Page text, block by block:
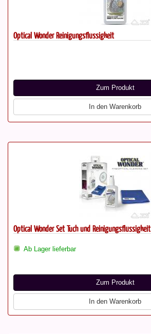
Optical Wonder Reinigungsflüssigkeit
Zum Produkt
In den Warenkorb
Optical Wonder Set Tuch und Reinigungsflüssigkeit
Ab Lager lieferbar
Zum Produkt
In den Warenkorb